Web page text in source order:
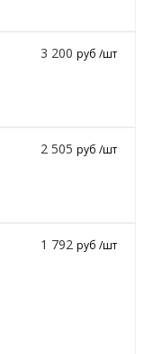
3 200руб /шт
2 505руб /шт
1 792руб /шт